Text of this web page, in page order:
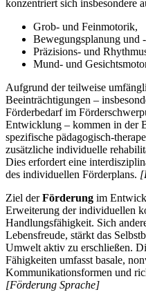
konzentriert sich insbesondere
Grob- und Feinmotorik,
Bewegungsplanung und
Präzisions- und
Mund- und
Aufgrund der teilweise
Beeinträchtigungen –
Förderbedarf im
Entwicklung – kommen in der
spezifische pädagogisch-
zusätzliche individuelle
Dies erfordert eine
des individuellen Förderplans.
Ziel derFörderung im
Erweiterung der individuellen
Handlungsfähigkeit. Sich
Lebensfreude, stärkt das
Umwelt aktiv zu erschließen.
Fähigkeiten umfasst basale,
Kommunikationsformen und
[Förderung Sprache]